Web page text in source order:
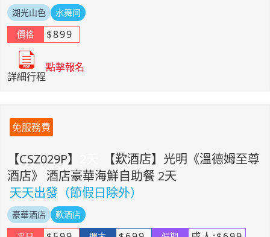
湖光山色
水舞间
價格
$899
詳細行程
點擊報名
免服務費
【CSZ029P】
【歎酒店】光明《溫德姆至尊
酒店》 酒店豪華海鮮自助餐 2天
天天出發（節假日除外）
豪華酒店
歎酒店